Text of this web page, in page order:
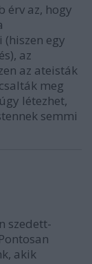
érv az, hogy
egy
az
az ateisták
meg
létezhet,
semmi
szedett-
akik